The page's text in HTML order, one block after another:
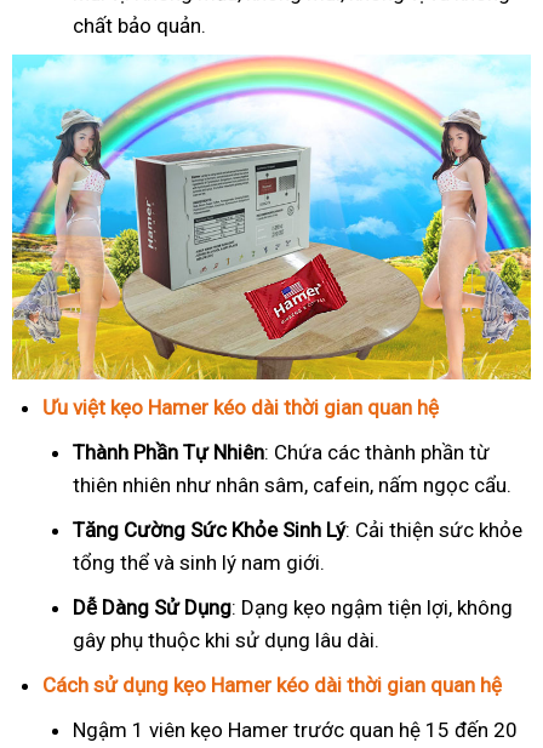
chất bảo quản.
Ưu việt kẹo Hamer kéo dài thời gian quan hệ
Thành Phần Tự Nhiên: Chứa các thành phần từ
thiên nhiên như nhân sâm, cafein, nấm ngọc cẩu.
Tăng Cường Sức Khỏe Sinh Lý: Cải thiện sức khỏe
tổng thể và sinh lý nam giới.
Dễ Dàng Sử Dụng: Dạng kẹo ngậm tiện lợi, không
gây phụ thuộc khi sử dụng lâu dài.
Cách sử dụng kẹo Hamer kéo dài thời gian quan hệ
Ngậm 1 viên kẹo Hamer trước quan hệ 15 đến 20